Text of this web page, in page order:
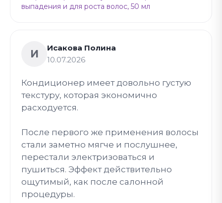
выпадения и для роста волос, 50 мл
И
Исакова Полина
10.07.2026
Кондиционер имеет довольно густую
текстуру, которая экономично
расходуется.
После первого же применения волосы
стали заметно мягче и послушнее,
перестали электризоваться и
пушиться. Эффект действительно
ощутимый, как после салонной
процедуры.